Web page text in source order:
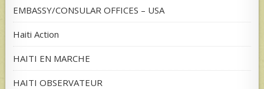
EMBASSY/CONSULAR OFFICES – USA
Haiti Action
HAITI EN MARCHE
HAITI OBSERVATEUR